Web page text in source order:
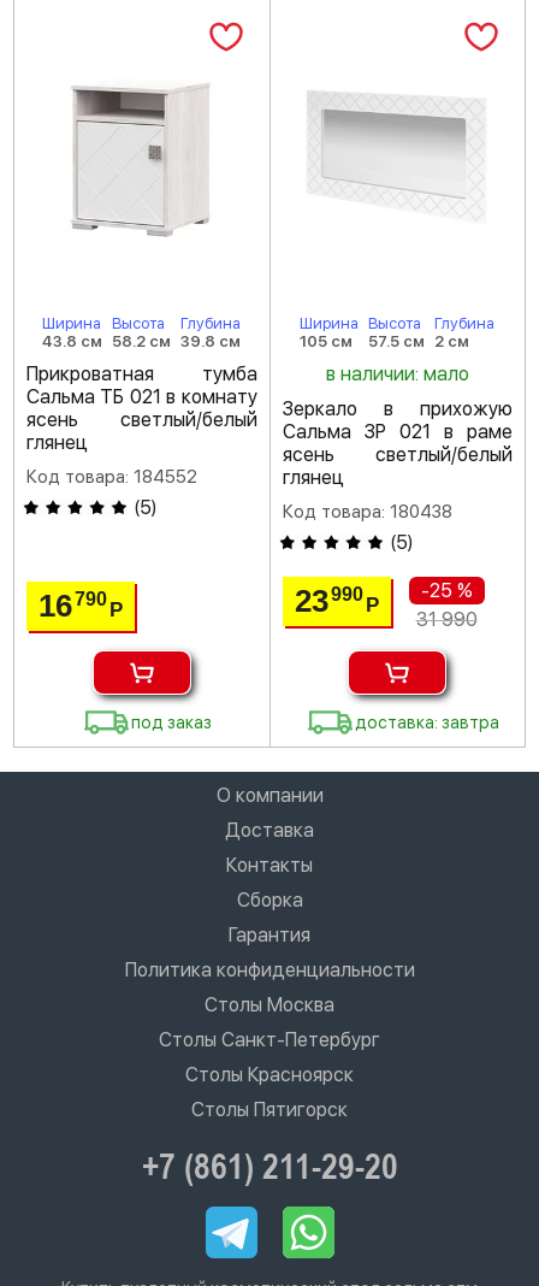
Ширина
43.8 см
Высота
58.2 см
Глубина
39.8 см
Прикроватная тумба
Сальма ТБ 021 в комнату
ясень светлый/белый
глянец
Код товара: 184552
(5)
16790Р
под заказ
Ширина
105 см
Высота
57.5 см
Глубина
2 см
в наличии: мало
Зеркало в прихожую
Сальма ЗР 021 в раме
ясень светлый/белый
глянец
Код товара: 180438
(5)
23990 Р
-25 %
31 990
доставка: завтра
О компании
Доставка
Контакты
Сборка
Гарантия
Политика конфиденциальности
Столы Москва
Столы Санкт-Петербург
Столы Красноярск
Столы Пятигорск
+7 (861) 211-29-20